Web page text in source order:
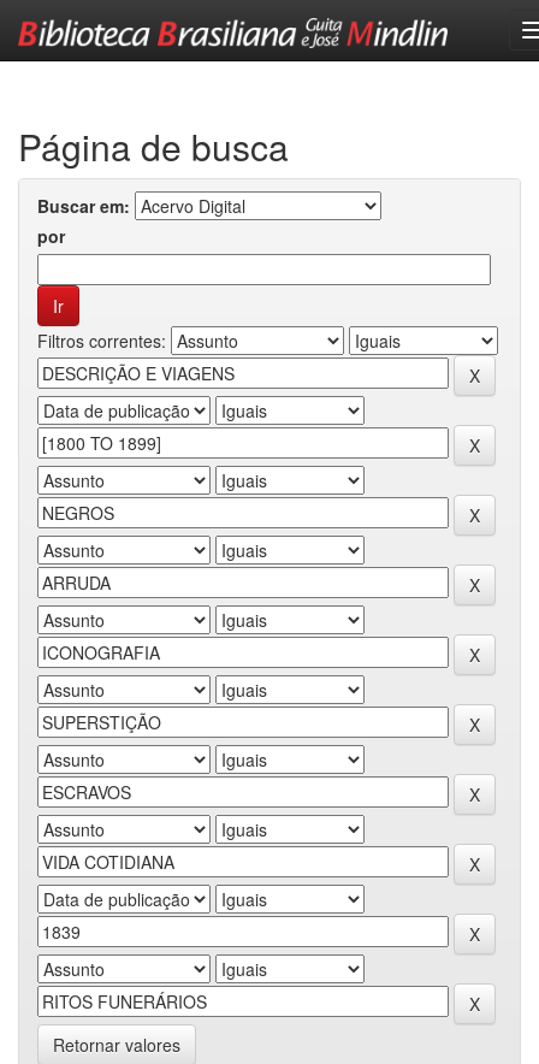
Página de busca
Buscar em:
por
Filtros correntes:
Retornar valores